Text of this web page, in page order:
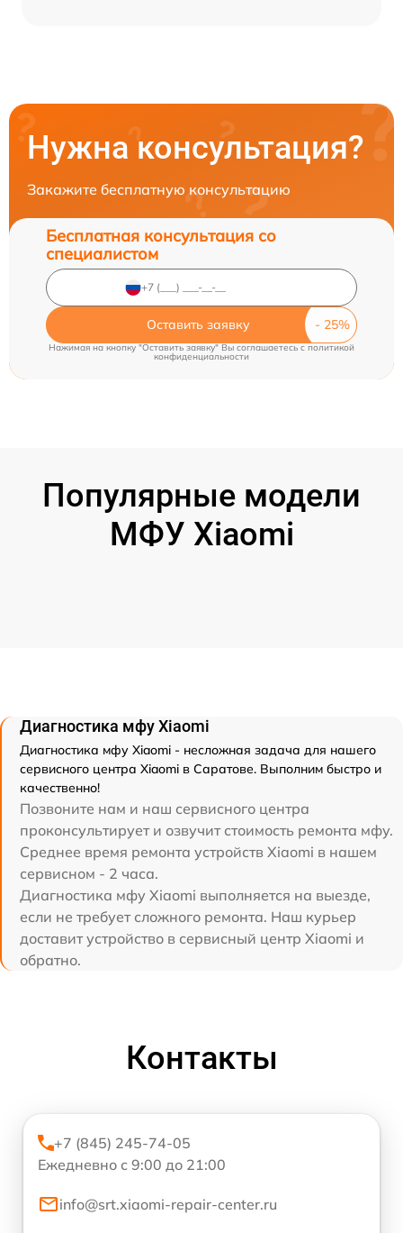
Нужна консультация?
Закажите бесплатную консультацию
Бесплатная консультация со
специалистом
Оставить заявку
Нажимая на кнопку "Оставить заявку" Вы соглашаетесь cполитикой
конфиденциальности
Популярные модели
МФУ Xiaomi
Диагностика мфу Xiaomi
Диагностика мфу Xiaomi - несложная задача для нашего
сервисного центра Xiaomi в Саратове. Выполним быстро и
качественно!
Позвоните нам и наш сервисного центра
проконсультирует и озвучит стоимость ремонта мфу.
Среднее время ремонта устройств Xiaomi в нашем
сервисном - 2 часа.
Диагностика мфу Xiaomi выполняется на выезде,
если не требует сложного ремонта. Наш курьер
доставит устройство в сервисный центр Xiaomi и
обратно.
Контакты
+7 (845) 245-74-05
Ежедневно с 9:00 до 21:00
info@srt.xiaomi-repair-center.ru